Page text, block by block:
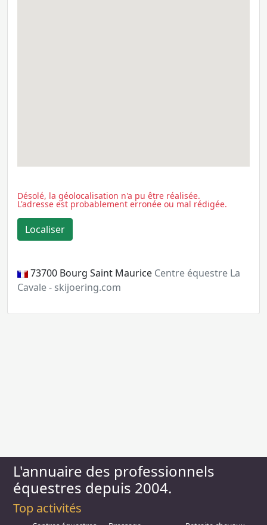
Désolé, la géolocalisation n'a pu être réalisée.
L'adresse est probablement erronée ou mal rédigée.
73700 Bourg Saint Maurice Centre équestre La
Cavale - skijoering.com
L'annuaire des professionnels
équestres depuis 2004.
Top activités